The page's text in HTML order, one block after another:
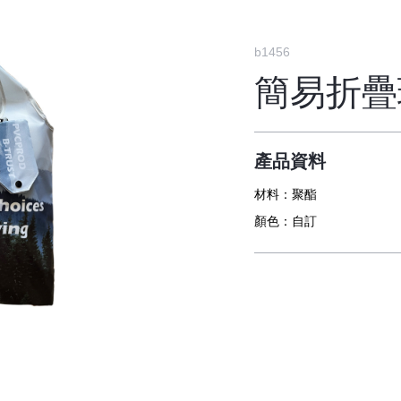
b1456
簡易折
產品資料
材料：聚酯
顏色： 自訂